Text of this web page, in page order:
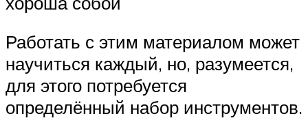
Работать с этим материалом может
научиться каждый, но, разумеется,
для этого потребуется
определённый набор инструментов.